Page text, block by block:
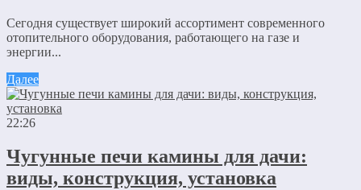
Сегодня существует широкий ассортимент современного
отопительного оборудования, работающего на газе и
энергии...
Далее
22:26
Чугунные печи камины для дачи:
виды, конструкция, установка